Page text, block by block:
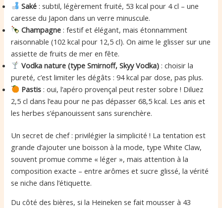
Saké : subtil, légèrement fruité, 53 kcal pour 4 cl – une
caresse du Japon dans un verre minuscule.
Champagne : festif et élégant, mais étonnamment
raisonnable (102 kcal pour 12,5 cl). On aime le glisser sur une
assiette de fruits de mer en fête.
Vodka nature (type Smirnoff, Skyy Vodka) : choisir la
pureté, c’est limiter les dégâts : 94 kcal par dose, pas plus.
Pastis : oui, l’apéro provençal peut rester sobre ! Diluez
2,5 cl dans l’eau pour ne pas dépasser 68,5 kcal. Les anis et
les herbes s’épanouissent sans surenchère.
Un secret de chef : privilégier la simplicité ! La tentation est
grande d’ajouter une boisson à la mode, type White Claw,
souvent promue comme « léger », mais attention à la
composition exacte – entre arômes et sucre glissé, la vérité
se niche dans l’étiquette.
Du côté des bières, si la Heineken se fait mousser à 43